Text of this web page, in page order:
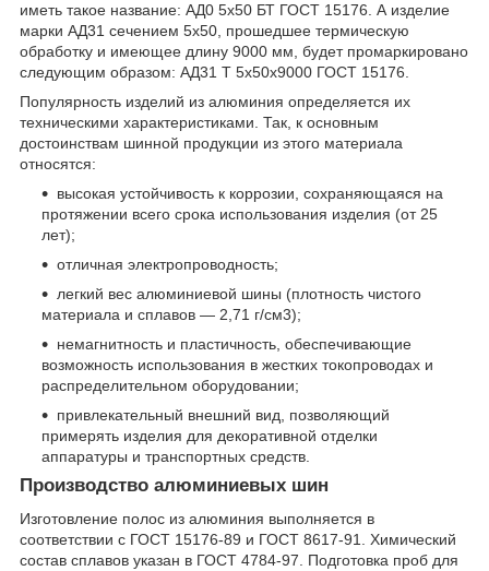
иметь такое название: АД0 5х50 БТ ГОСТ 15176. А изделие
марки АД31 сечением 5х50, прошедшее термическую
обработку и имеющее длину 9000 мм, будет промаркировано
следующим образом: АД31 Т 5х50х9000 ГОСТ 15176.
Популярность изделий из алюминия определяется их
техническими характеристиками. Так, к основным
достоинствам шинной продукции из этого материала
относятся:
высокая устойчивость к коррозии, сохраняющаяся на
протяжении всего срока использования изделия (от 25
лет);
отличная электропроводность;
легкий вес алюминиевой шины (плотность чистого
материала и сплавов — 2,71 г/см3);
немагнитность и пластичность, обеспечивающие
возможность использования в жестких токопроводах и
распределительном оборудовании;
привлекательный внешний вид, позволяющий
примерять изделия для декоративной отделки
аппаратуры и транспортных средств.
Производство алюминиевых шин
Изготовление полос из алюминия выполняется в
соответствии с ГОСТ 15176-89 и ГОСТ 8617-91. Химический
состав сплавов указан в ГОСТ 4784-97. Подготовка проб для